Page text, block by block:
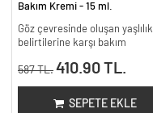
Bakım Kremi - 15 ml.
Göz çevresinde oluşan yaşlılık
belirtilerine karşı bakım
587 TL. 410.90 TL.
SEPETE EKLE